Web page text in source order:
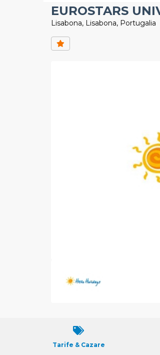
EUROSTARS
Lisabona, Lisabona, Portugalia
Tarife & Cazare